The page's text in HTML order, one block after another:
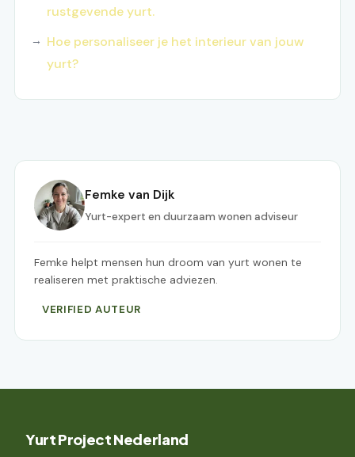
rustgevende yurt.
Hoe personaliseer je het interieur van jouw
yurt?
Femke van Dijk
Yurt-expert en duurzaam wonen adviseur
Femke helpt mensen hun droom van yurt wonen te
realiseren met praktische adviezen.
VERIFIED AUTEUR
Yurt Project Nederland